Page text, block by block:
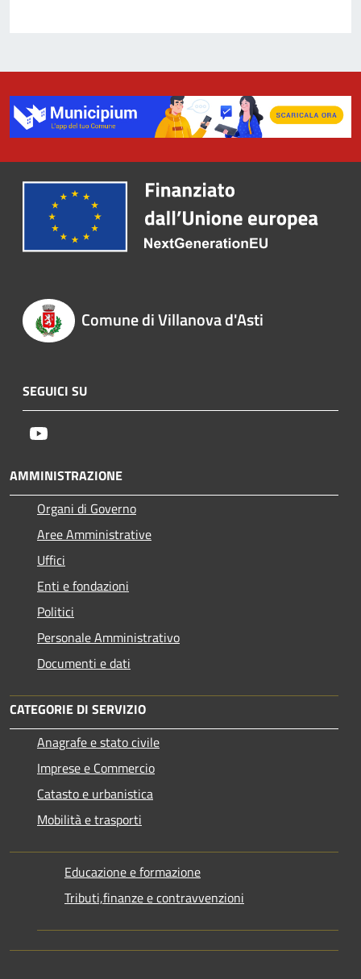
Comune di Villanova d'Asti
SEGUICI SU
AMMINISTRAZIONE
Organi di Governo
Aree Amministrative
Uffici
Enti e fondazioni
Politici
Personale Amministrativo
Documenti e dati
CATEGORIE DI SERVIZIO
Anagrafe e stato civile
Imprese e Commercio
Catasto e urbanistica
Mobilità e trasporti
Educazione e formazione
Tributi,finanze e contravvenzioni